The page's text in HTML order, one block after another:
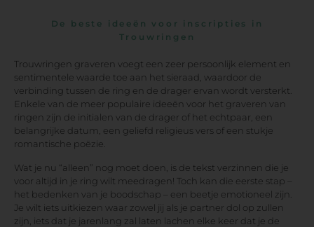
De beste ideeën voor inscripties in
Trouwringen
Trouwringen graveren voegt een zeer persoonlijk element en
sentimentele waarde toe aan het sieraad, waardoor de
verbinding tussen de ring en de drager ervan wordt versterkt.
Enkele van de meer populaire ideeën voor het graveren van
ringen zijn de initialen van de drager of het echtpaar, een
belangrijke datum, een geliefd religieus vers of een stukje
romantische poëzie.
Wat je nu “alleen” nog moet doen, is de tekst verzinnen die je
voor altijd in je ring wilt meedragen! Toch kan die eerste stap –
het bedenken van je boodschap – een beetje emotioneel zijn.
Je wilt iets uitkiezen waar zowel jij als je partner dol op zullen
zijn, iets dat je jarenlang zal laten lachen elke keer dat je de